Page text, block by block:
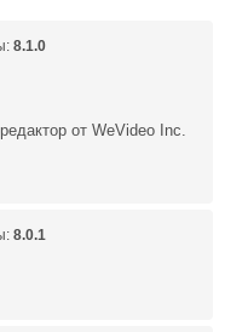
8.1.0
от WeVideo Inc.
8.0.1